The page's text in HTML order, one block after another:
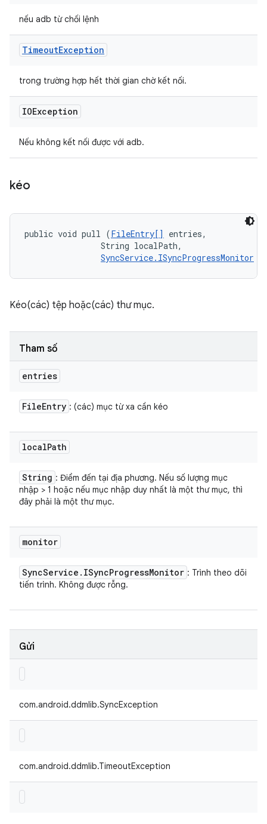
nếu adb từ chối lệnh
TimeoutException
trong trường hợp hết thời gian chờ kết nối.
IOException
Nếu không kết nối được với adb.
kéo
public void pull (FileEntry[]
entries,
                String localPath,
SyncService.ISyncProgressMonitor
Kéo(các) tệp hoặc(các) thư mục.
Tham số
entries
FileEntry : (các) mục từ xa cần kéo
localPath
String : Điểm đến tại địa phương. Nếu số lượng mục
nhập > 1 hoặc nếu mục nhập duy nhất là một thư mục, thì
đây phải là một thư mục.
monitor
SyncService . ISyncProgressMonitor : Trình theo dõi
tiến trình. Không được rỗng.
Gửi
com.android.ddmlib.SyncException
com.android.ddmlib.TimeoutException